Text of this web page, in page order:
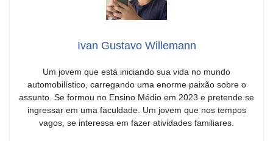
Ivan Gustavo Willemann
Um jovem que está iniciando sua vida no mundo
automobilístico, carregando uma enorme paixão sobre o
assunto. Se formou no Ensino Médio em 2023 e pretende se
ingressar em uma faculdade. Um jovem que nos tempos
vagos, se interessa em fazer atividades familiares.